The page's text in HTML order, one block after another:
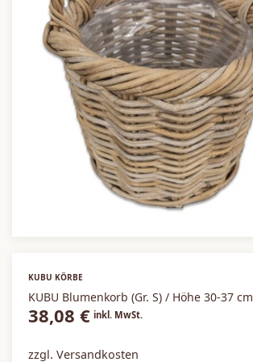
KUBU KÖRBE
KUBU Blumenkorb (Gr. S) / Höhe 30-37 cm
38,08 € inkl. MwSt.
zzgl. Versandkosten